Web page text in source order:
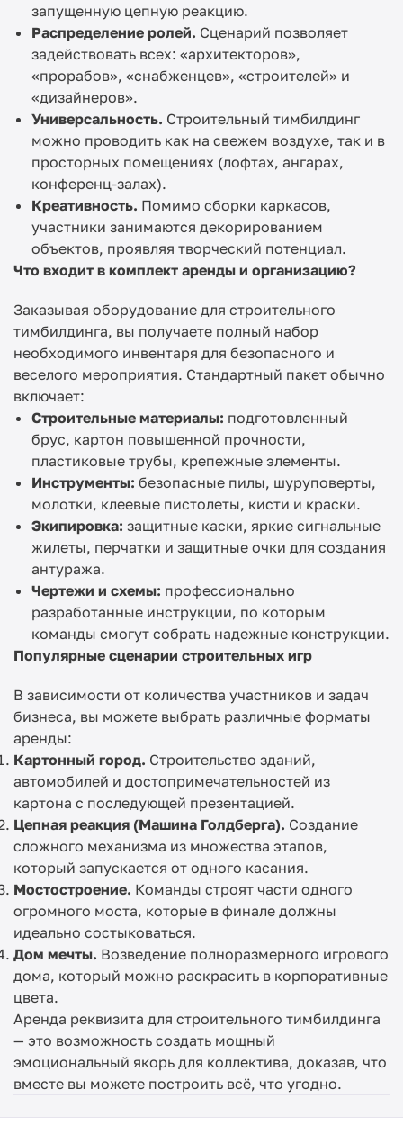
запущенную цепную реакцию.
Распределение ролей. Сценарий позволяет
задействовать всех: «архитекторов»,
«прорабов», «снабженцев», «строителей» и
«дизайнеров».
Универсальность. Строительный тимбилдинг
можно проводить как на свежем воздухе, так и в
просторных помещениях (лофтах, ангарах,
конференц-залах).
Креативность. Помимо сборки каркасов,
участники занимаются декорированием
объектов, проявляя творческий потенциал.
Что входит в комплект аренды и организацию?
Заказывая оборудование для строительного
тимбилдинга, вы получаете полный набор
необходимого инвентаря для безопасного и
веселого мероприятия. Стандартный пакет обычно
включает:
Строительные материалы: подготовленный
брус, картон повышенной прочности,
пластиковые трубы, крепежные элементы.
Инструменты: безопасные пилы, шуруповерты,
молотки, клеевые пистолеты, кисти и краски.
Экипировка: защитные каски, яркие сигнальные
жилеты, перчатки и защитные очки для создания
антуража.
Чертежи и схемы: профессионально
разработанные инструкции, по которым
команды смогут собрать надежные конструкции.
Популярные сценарии строительных игр
В зависимости от количества участников и задач
бизнеса, вы можете выбрать различные форматы
аренды:
Картонный город. Строительство зданий,
автомобилей и достопримечательностей из
картона с последующей презентацией.
Цепная реакция (Машина Голдберга). Создание
сложного механизма из множества этапов,
который запускается от одного касания.
Мостостроение. Команды строят части одного
огромного моста, которые в финале должны
идеально состыковаться.
Дом мечты. Возведение полноразмерного игрового
дома, который можно раскрасить в корпоративные
цвета.
Аренда реквизита для строительного тимбилдинга
— это возможность создать мощный
эмоциональный якорь для коллектива, доказав, что
вместе вы можете построить всё, что угодно.